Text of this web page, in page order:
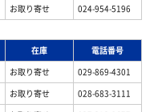
お取り寄せ 024-954-5196
在庫
電話番号
お取り寄せ
029-869-4301
お取り寄せ
028-683-3111